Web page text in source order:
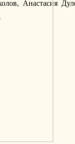
Анастасия